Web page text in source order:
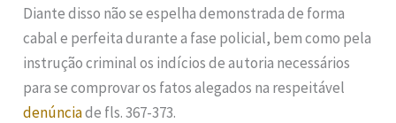
Diante disso não se espelha demonstrada de forma
cabal e perfeita durante a fase policial, bem como pela
instrução criminal os indícios de autoria necessários
para se comprovar os fatos alegados na respeitável
denúnciade fls. 367-373.